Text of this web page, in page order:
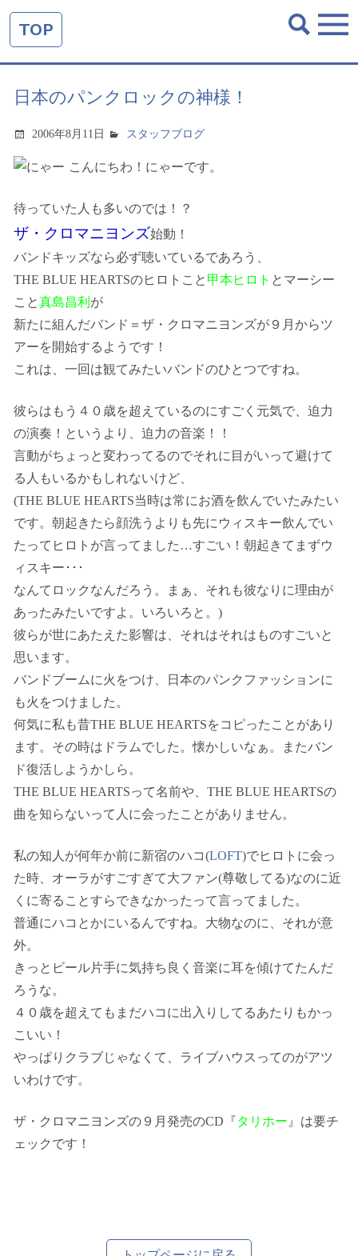
TOP
日本のパンクロックの神様！
2006年8月11日 スタッフブログ
こんにちわ！にゃーです。
待っていた人も多いのでは！？
ザ・クロマニヨンズ始動！
バンドキッズなら必ず聴いているであろう、
THE BLUE HEARTSのヒロトこと 甲本ヒロト とマーシー
こと真島昌利 が
新たに組んだバンド＝ザ・クロマニヨンズが９月からツ
アーを開始するようです！
これは、一回は観てみたいバンドのひとつですね。
彼らはもう４０歳を超えているのにすごく元気で、迫力
の演奏！というより、迫力の音楽！！
言動がちょっと変わってるのでそれに目がいって避けて
る人もいるかもしれないけど、
(THE BLUE HEARTS当時は常にお酒を飲んでいたみたい
です。朝起きたら顔洗うよりも先にウィスキー飲んでい
たってヒロトが言ってました…すごい！朝起きてまずウ
ィスキー･･･
なんてロックなんだろう。まぁ、それも彼なりに理由が
あったみたいですよ。いろいろと。)
彼らが世にあたえた影響は、それはそれはものすごいと
思います。
バンドブームに火をつけ、日本のパンクファッションに
も火をつけました。
何気に私も昔THE BLUE HEARTSをコピったことがあり
ます。その時はドラムでした。懐かしいなぁ。またバン
ド復活しようかしら。
THE BLUE HEARTSって名前や、THE BLUE HEARTSの
曲を知らないって人に会ったことがありません。
私の知人が何年か前に新宿のハコ(LOFT)でヒロトに会っ
た時、オーラがすごすぎて大ファン(尊敬してる)なのに近
くに寄ることすらできなかったって言ってました。
普通にハコとかにいるんですね。大物なのに、それが意
外。
きっとビール片手に気持ち良く音楽に耳を傾けてたんだ
ろうな。
４０歳を超えてもまだハコに出入りしてるあたりもかっ
こいい！
やっぱりクラブじゃなくて、ライブハウスってのがアツ
いわけです。
ザ・クロマニヨンズの９月発売のCD『タリホー 』は要チ
ェックです！